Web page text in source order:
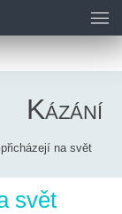
Kázání
na svět
svět